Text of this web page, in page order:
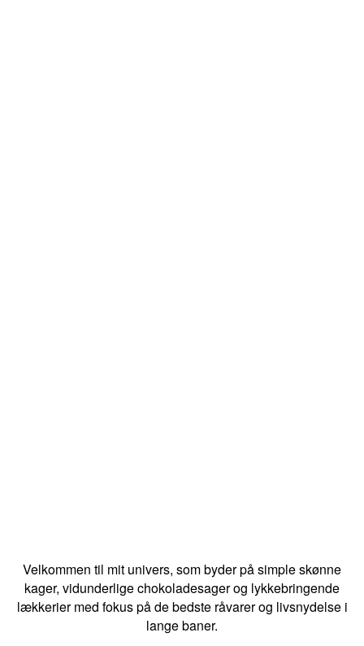
Velkommen til mit univers, som byder på simple skønne
kager, vidunderlige chokoladesager og lykkebringende
lækkerier med fokus på de bedste råvarer og livsnydelse i
lange baner.